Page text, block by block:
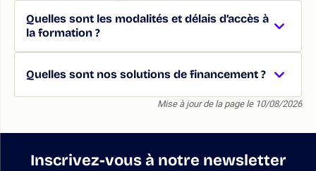
Quelles sont les modalités et délais d’accès à
la formation ?
Quelles sont nos solutions de financement ?
Mise à jour de la page le 10/08/2026
Inscrivez-vous à notre newsletter